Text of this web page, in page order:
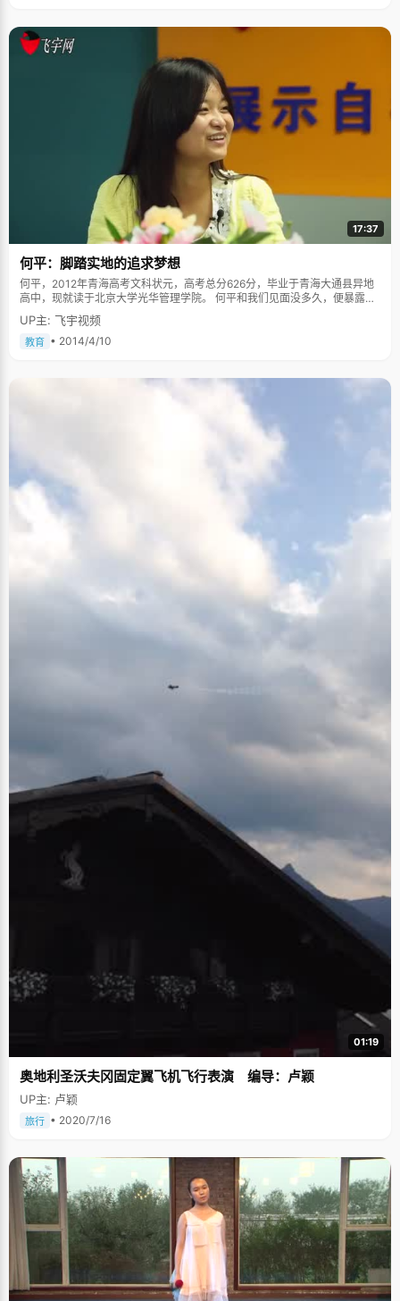
17:37
何平：脚踏实地的追求梦想
何平，2012年青海高考文科状元，高考总分626分，毕业于青海大通县异地
高中，现就读于北京大学光华管理学院。 何平和我们见面没多久，便暴露了
自己的真实性格，她说自己虽然看起来很文静，但本质上则是一枚"吃货+二
货"。性格开朗的她，笑哈哈地和我们分享了许多成长中的故事。 童年：有礼
貌的"小男孩" 何平是被姥姥姥爷带大的。小的时候，身边的小伙伴都是小男
出来。何平作为唯一一个姑娘，必然跑的慢，她发现了近路正要跑下来的时
候，却被小伙伴急忙制止住了。原来，她一着急不小心跑到了山坡的坟地
上。你以为这会吓哭小何平么？作为一个勇敢的"女汉子"，何平回到家就把
这件非常恐怖的事忘到脑后了，继续过着快乐的金色童年。 长大了以后，何
平的爱好就变得"淑女"了很多，她喜欢书法，爸爸妈妈就送她去学习写字；
钢琴。正是在这样宽松又自由的成长环境中，何平一直过着非常快乐的日
子。爸妈对她唯一的要求就是要她懂礼貌，很小的时候爸妈就会教她如何使
用谦词敬词、如何正确的折叠信件，从小的耳濡目染，让何平变得非常懂事
考结束以后，何平就和同行的60个小伙伴来到了辽宁学习。从青海到辽宁，
三千多公里的距离和15、6岁的年纪，何平开始了非常自立的生活。由于一直
适应了新的环境，投入到紧张的学习中。这三年的高中生活，何平的成绩一
直名列前茅。她选择学习文科，却能够给理科生讲更加复杂的数学题。独自
层次的学习，她告诉我们，北大的学习环境是非常自由的，同学们的思想都
说，越来越觉得电影电视剧特别神奇，就更想去接触它们。除了学习影视方
面的知识，何平还亲自上阵，导演了一个英文版的《孔雀东南飞》。谈到看
到这个剧被表演出来时，作为导演感觉如何，何平十分开心又幽默地说："就
像看到自己的孩子终于考上大学了！" 现在才大二的何平还有很多的时间可以
去学习，她说她也希望未来的生活从事着自己喜欢的工作，在工作之余能够
有机会参与影视这方面的创作。未来的路很长，也希望何平能够拥有一路顺
UP主: 飞宇视频
教育 • 2014/4/10
01:19
奥地利圣沃夫冈固定翼飞机飞行表演 编导：卢颖
UP主: 卢颖
旅行 • 2020/7/16